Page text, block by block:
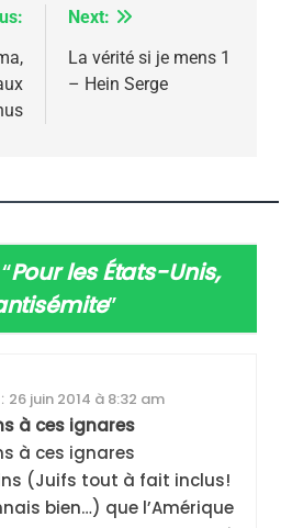
Next:
La vérité si je mens 1
– Hein Serge
Pour les États-Unis,
”
26 juin 2014 à 8:32 am
à ces ignares
à ces ignares
(Juifs tout à fait inclus!
bien…) que l’Amérique